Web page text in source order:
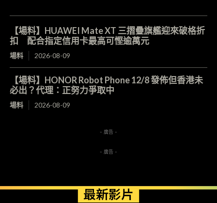
【場料】HUAWEI Mate XT 三摺疊旗艦迎來破格折
扣 配合指定信用卡最高可慳逾萬元
場料 2026-08-09
【場料】HONOR Robot Phone 12/8 發佈但香港未
必出？代理：正努力爭取中
場料 2026-08-09
- 廣告 -
- 廣告 -
最新影片